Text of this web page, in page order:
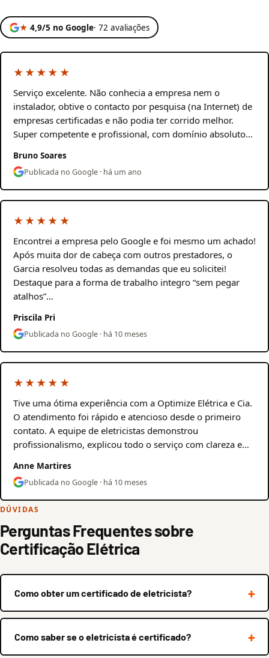
★ 4,9/5 no Google· 72 avaliações
★★★★★
Serviço excelente. Não conhecia a empresa nem o
instalador, obtive o contacto por pesquisa (na Internet) de
empresas certificadas e não podia ter corrido melhor.
Super competente e profissional, com domínio absoluto…
Bruno Soares
Publicada no Google · há um ano
★★★★★
Encontrei a empresa pelo Google e foi mesmo um achado!
Após muita dor de cabeça com outros prestadores, o
Garcia resolveu todas as demandas que eu solicitei!
Destaque para a forma de trabalho integro “sem pegar
atalhos”…
Priscila Pri
Publicada no Google · há 10 meses
★★★★★
Tive uma ótima experiência com a Optimize Elétrica e Cia.
O atendimento foi rápido e atencioso desde o primeiro
contato. A equipe de eletricistas demonstrou
profissionalismo, explicou todo o serviço com clareza e…
Anne Martires
Publicada no Google · há 10 meses
DÚVIDAS
Perguntas Frequentes sobre
Certificação Elétrica
Como obter um certificado de eletricista?
Como saber se o eletricista é certificado?